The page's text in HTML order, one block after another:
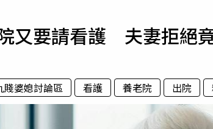
專欄
勢力
運勢
梅酒
又要請看護 夫妻拒絕
賤婆媳討論區 看護 養老院 出院